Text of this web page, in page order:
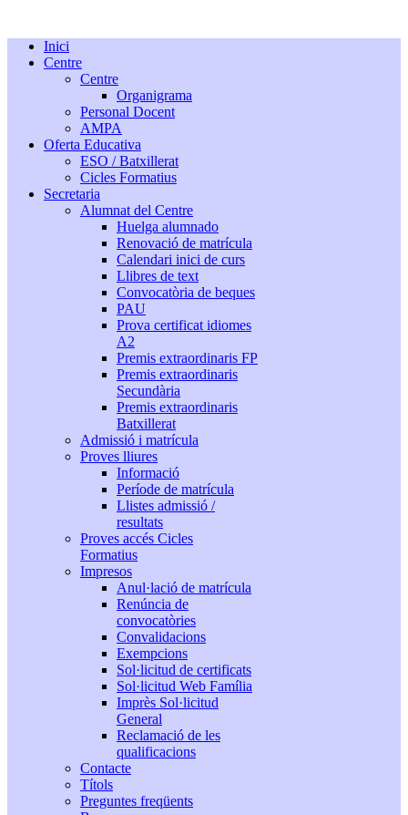
Inici
Centre
Centre
Organigrama
Personal Docent
AMPA
Oferta Educativa
ESO / Batxillerat
Cicles Formatius
Secretaria
Alumnat del Centre
Huelga alumnado
Renovació de matrícula
Calendari inici de curs
Llibres de text
Convocatòria de beques
PAU
Prova certificat idiomes
A2
Premis extraordinaris FP
Premis extraordinaris
Secundària
Premis extraordinaris
Batxillerat
Admissió i matrícula
Proves lliures
Informació
Període de matrícula
Llistes admissió /
resultats
Proves accés Cicles
Formatius
Impresos
Anul·lació de matrícula
Renúncia de
convocatòries
Convalidacions
Exempcions
Sol·licitud de certificats
Sol·licitud Web Família
Imprès Sol·licitud
General
Reclamació de les
qualificacions
Contacte
Títols
Preguntes freqüents